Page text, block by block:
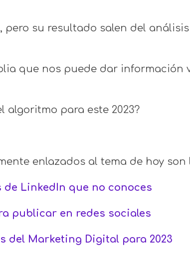
su resultado salen del
que nos puede dar información
algoritmo para este 2023?
enlazados al tema de hoy son
de LinkedIn que no conoces
publicar en redes sociales
del Marketing Digital para 2023